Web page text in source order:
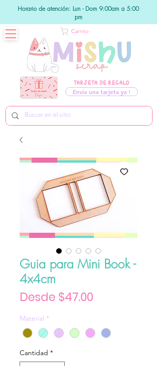
Horario de atención: Lun - Dom 9:00am a 5:00
pm
TARJETA DE REGALO
Envía una tarjeta ya !
Carrito
Guia para Mini Book -
4x4cm
Desde $47.00
Material *
Cantidad *